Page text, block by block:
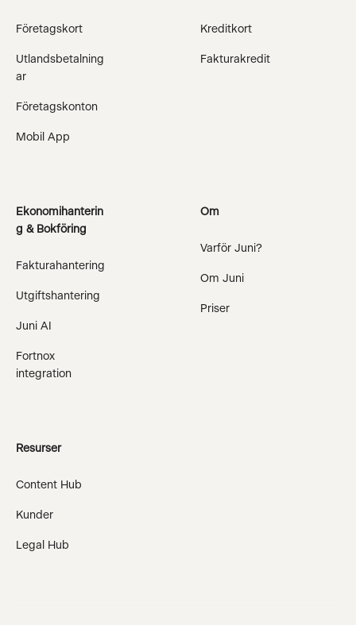
Företagskort
Utlandsbetalning
ar
Företagskonton
Mobil App
Kreditkort
Fakturakredit
Ekonomihanterin
g & Bokföring
Fakturahantering
Utgiftshantering
Juni AI
Fortnox
integration
Om
Varför Juni?
Om Juni
Priser
Resurser
Content Hub
Kunder
Legal Hub